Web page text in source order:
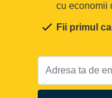
cu economii
Fii primul